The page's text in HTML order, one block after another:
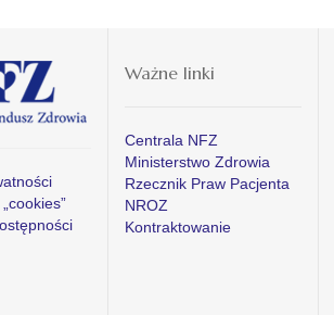
Ważne linki
Centrala NFZ
Ministerstwo Zdrowia
Rzecznik Praw Pacjenta
NROZ
Kontraktowanie